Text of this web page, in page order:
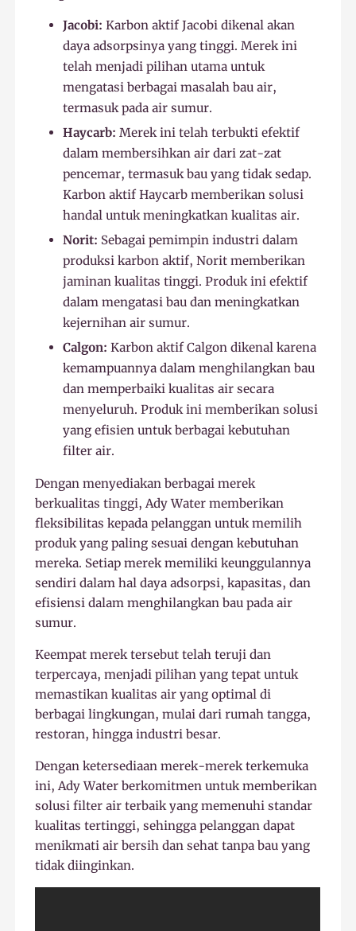
Jacobi: Karbon aktif Jacobi dikenal akan
daya adsorpsinya yang tinggi. Merek ini
telah menjadi pilihan utama untuk
mengatasi berbagai masalah bau air,
termasuk pada air sumur.
Haycarb: Merek ini telah terbukti efektif
dalam membersihkan air dari zat-zat
pencemar, termasuk bau yang tidak sedap.
Karbon aktif Haycarb memberikan solusi
handal untuk meningkatkan kualitas air.
Norit: Sebagai pemimpin industri dalam
produksi karbon aktif, Norit memberikan
jaminan kualitas tinggi. Produk ini efektif
dalam mengatasi bau dan meningkatkan
kejernihan air sumur.
Calgon: Karbon aktif Calgon dikenal karena
kemampuannya dalam menghilangkan bau
dan memperbaiki kualitas air secara
menyeluruh. Produk ini memberikan solusi
yang efisien untuk berbagai kebutuhan
filter air.
Dengan menyediakan berbagai merek
berkualitas tinggi, Ady Water memberikan
fleksibilitas kepada pelanggan untuk memilih
produk yang paling sesuai dengan kebutuhan
mereka. Setiap merek memiliki keunggulannya
sendiri dalam hal daya adsorpsi, kapasitas, dan
efisiensi dalam menghilangkan bau pada air
sumur.
Keempat merek tersebut telah teruji dan
terpercaya, menjadi pilihan yang tepat untuk
memastikan kualitas air yang optimal di
berbagai lingkungan, mulai dari rumah tangga,
restoran, hingga industri besar.
Dengan ketersediaan merek-merek terkemuka
ini, Ady Water berkomitmen untuk memberikan
solusi filter air terbaik yang memenuhi standar
kualitas tertinggi, sehingga pelanggan dapat
menikmati air bersih dan sehat tanpa bau yang
tidak diinginkan.